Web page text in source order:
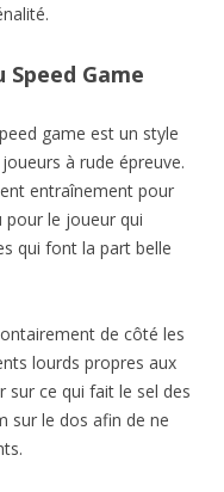
Game
game est un style
à rude épreuve.
entraînement pour
pour le joueur qui
qui font la part belle
de côté les
lourds propres aux
sur ce qui fait le sel des
sur le dos afin de ne